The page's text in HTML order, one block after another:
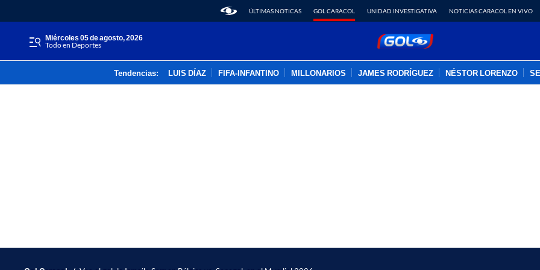
ÚLTIMAS NOTICAS GOL CARACOL UNIDAD INVESTIGATIVA NOTICIAS CARACOL EN VIVO
miércoles 05 de agosto, 2026
Todo en Deportes
Tendencias: LUIS DÍAZ FIFA-INFANTINO MILLONARIOS JAMES RODRÍGUEZ NÉSTOR LORENZO